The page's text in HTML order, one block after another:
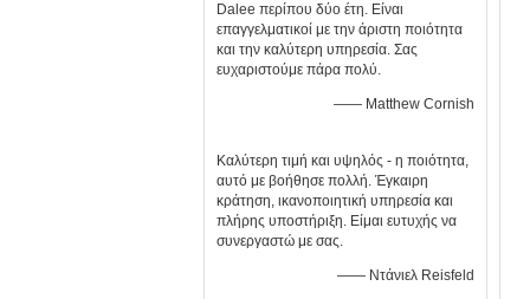
Dalee περίπου δύο έτη. Είναι
επαγγελματικοί με την άριστη ποιότητα
και την καλύτερη υπηρεσία. Σας
ευχαριστούμε πάρα πολύ.
—— Matthew Cornish
Καλύτερη τιμή και υψηλός - η ποιότητα,
αυτό με βοήθησε πολλή. Έγκαιρη
κράτηση, ικανοποιητική υπηρεσία και
πλήρης υποστήριξη. Είμαι ευτυχής να
συνεργαστώ με σας.
—— Ντάνιελ Reisfeld